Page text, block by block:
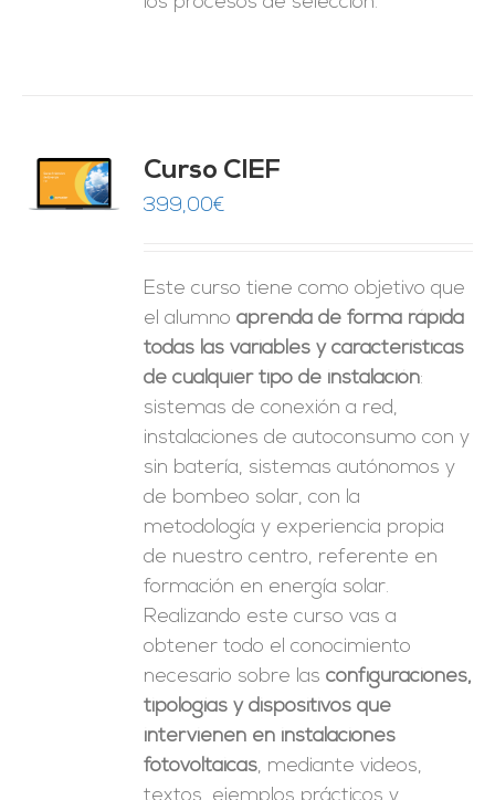
Curso CIEF
399,00€
Este curso tiene como objetivo que
el alumnoaprenda de forma rápida
todas las variables y características
de cualquier tipo de instalación:
sistemas de conexión a red,
instalaciones de autoconsumo con y
sin batería, sistemas autónomos y
de bombeo solar, con la
metodología y experiencia propia
de nuestro centro, referente en
formación en energía solar.
Realizando este curso vas a
obtener todo el conocimiento
necesario sobre lasconfiguraciones,
tipologías y dispositivos que
intervienen en instalaciones
fotovoltaicas, mediante videos,